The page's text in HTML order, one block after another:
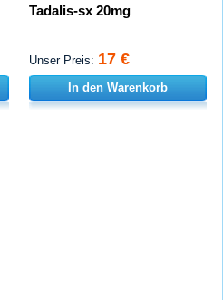
Tadalis-sx 20mg
Unser Preis: 17 €
In den Warenkorb